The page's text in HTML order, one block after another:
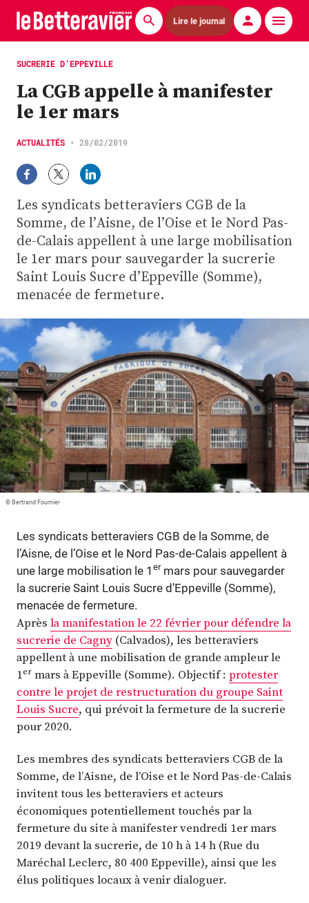
Lire le journal
Actualités
Économie
Agronomie
Matériels
La technique ITB
Pommes de terre
Guides pratiques
Chasse
Plus
Abonnez-vous
SUCRERIE D’EPPEVILLE
La CGB appelle à manifester
le 1er mars
ACTUALITÉS • 28/02/2019
Les syndicats betteraviers CGB de la
Somme, de l’Aisne, de l’Oise et le Nord Pas-
de-Calais appellent à une large mobilisation
le 1er mars pour sauvegarder la sucrerie
Saint Louis Sucre d’Eppeville (Somme),
menacée de fermeture.
© Bertrand Fournier
Les syndicats betteraviers CGB de la Somme, de
l’Aisne, de l’Oise et le Nord Pas-de-Calais appellent à
une large mobilisation le 1 ermars pour sauvegarder
la sucrerie Saint Louis Sucre d’Eppeville (Somme),
menacée de fermeture.
Après la manifestation le 22 février pour défendre la
sucrerie de Cagny (Calvados), les betteraviers
appellent à une mobilisation de grande ampleur le
1er mars à Eppeville (Somme). Objectif : protester
contre le projet de restructuration du groupe Saint
Louis Sucre, qui prévoit la fermeture de la sucrerie
pour 2020.
Les membres des syndicats betteraviers CGB de la
Somme, de l’Aisne, de l’Oise et le Nord Pas-de-Calais
invitent tous les betteraviers et acteurs
économiques potentiellement touchés par la
fermeture du site à manifester vendredi 1er mars
2019 devant la sucrerie, de 10 h à 14 h (Rue du
Maréchal Leclerc, 80 400 Eppeville), ainsi que les
élus politiques locaux à venir dialoguer.